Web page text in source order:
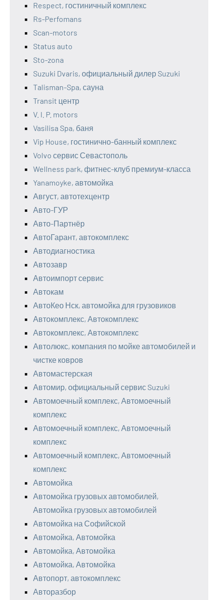
Respect, гостиничный комплекс
Rs-Perfomans
Scan-motors
Status auto
Sto-zona
Suzuki Dvaris, официальный дилер Suzuki
Talisman-Spa, сауна
Transit центр
V. I. P. motors
Vasilisa Spa, баня
Vip House, гостинично-банный комплекс
Volvo сервис Севастополь
Wellness park, фитнес-клуб премиум-класса
Yanamoyke, автомойка
Август, автотехцентр
Авто-ГУР
Авто-Партнёр
АвтоГарант, автокомплекс
Автодиагностика
Автозавр
Автоимпорт сервис
Автокам
АвтоКео Нск, автомойка для грузовиков
Автокомплекс, Автокомплекс
Автокомплекс, Автокомплекс
Автолюкс, компания по мойке автомобилей и
чистке ковров
Автомастерская
Автомир, официальный сервис Suzuki
Автомоечный комплекс, Автомоечный
комплекс
Автомоечный комплекс, Автомоечный
комплекс
Автомоечный комплекс, Автомоечный
комплекс
Автомойка
Автомойка грузовых автомобилей,
Автомойка грузовых автомобилей
Автомойка на Софийской
Автомойка, Автомойка
Автомойка, Автомойка
Автомойка, Автомойка
Автопорт, автокомплекс
Авторазбор